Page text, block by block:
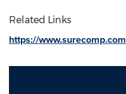
Related Links
https://www.surecomp.com